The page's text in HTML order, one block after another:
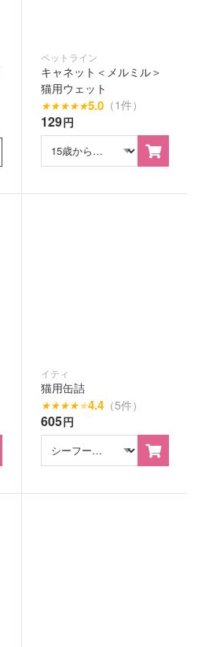
ペットライン
キャネット＜メルミル＞
猫用ウェット
★★★★★5.0（1件）
129円
イティ
猫用缶詰
★★★★★4.4（5件）
605円